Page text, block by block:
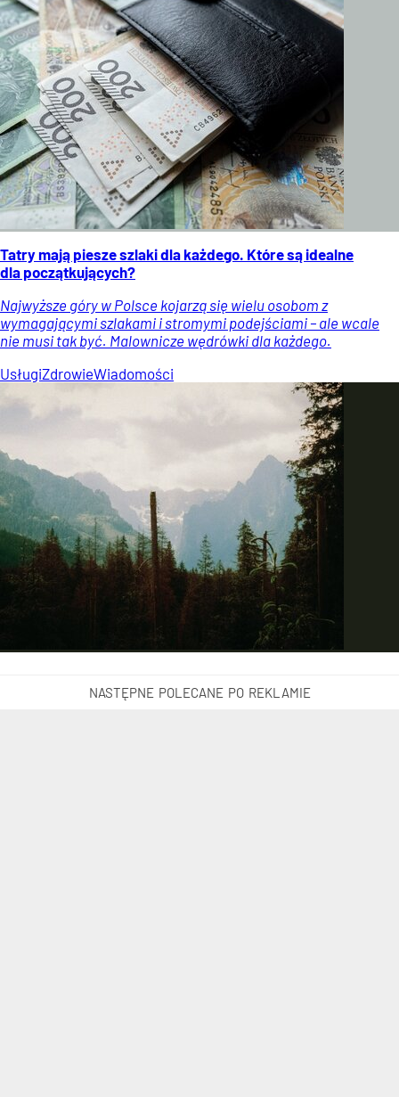
Tatry mają piesze szlaki dla każdego. Które są idealne
dla początkujących?
Najwyższe góry w Polsce kojarzą się wielu osobom z
wymagającymi szlakami i stromymi podejściami – ale wcale
nie musi tak być. Malownicze wędrówki dla każdego.
UsługiZdrowieWiadomości